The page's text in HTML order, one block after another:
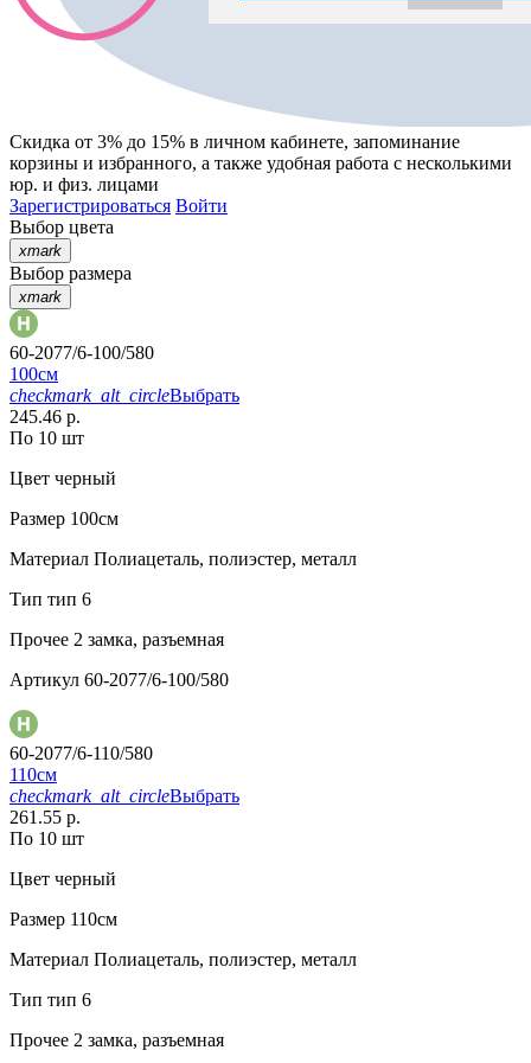
Скидка от 3% до 15% в личном кабинете, запоминание
корзины и избранного, а также удобная работа с несколькими
юр. и физ. лицами
Зарегистрироваться Войти
Выбор цвета
xmark
Выбор размера
xmark
60-2077/6-100/580
100см
checkmark_alt_circleВыбрать
245.46 р.
По 10 шт
Цвет черный
Размер 100см
Материал Полиацеталь, полиэстер, металл
Тип тип 6
Прочее 2 замка, разъемная
Артикул 60-2077/6-100/580
60-2077/6-110/580
110см
checkmark_alt_circleВыбрать
261.55 р.
По 10 шт
Цвет черный
Размер 110см
Материал Полиацеталь, полиэстер, металл
Тип тип 6
Прочее 2 замка, разъемная